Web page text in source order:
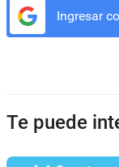
Ingresar
Te puede